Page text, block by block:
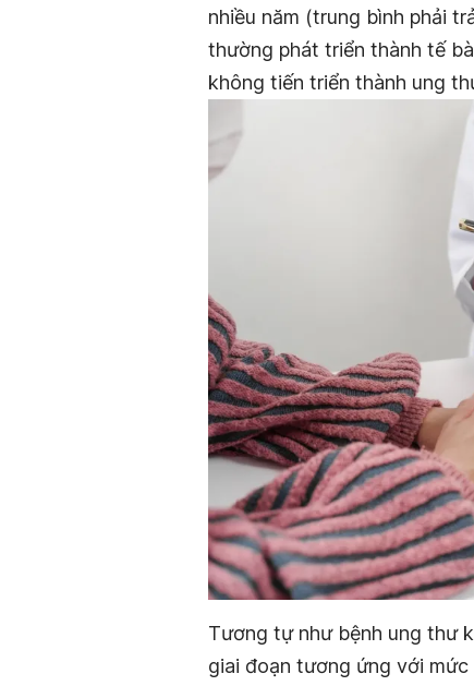
nhiều năm (trung bình phải
thường phát triển thành tế
không tiến triển thành ung
Tương tự như bệnh ung thư
giai đoạn tương ứng với